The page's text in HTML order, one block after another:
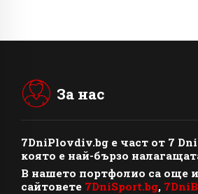
За нас
7DniPlovdiv.bg e част от 7
която е най-бързо
В нашето портфолио са още
сайтовете 7DniSport.bg,